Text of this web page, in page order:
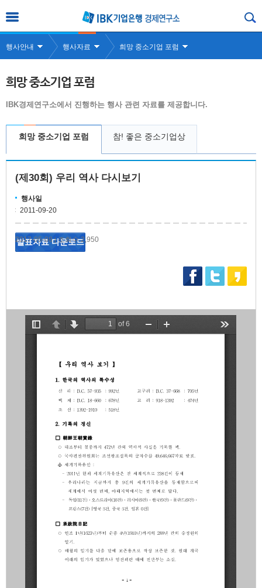
행사안내 행사자료 희망 중소기업 포럼
희망 중소기업 포럼
IBK경제연구소에서 진행하는 행사 관련 자료를 제공합니다.
희망 중소기업 포럼 참! 좋은 중소기업상
(제30회) 우리 역사 다시보기
행사일
2011-09-20
2017-05-08|조회수 2,950
발표자료 다운로드